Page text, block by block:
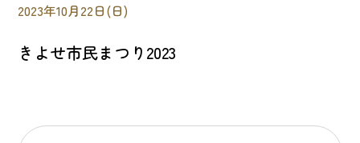
2023年10月22日(日)
きよせ市民まつり2023